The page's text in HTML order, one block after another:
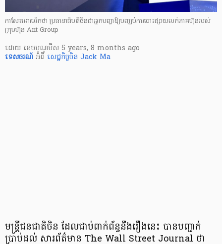
កាសែត​អាមេរិក​​ថា ប្រធានាធិបតី​ចិន​​​ជា​អ្នក​បញ្ជា​ឱ្យ​បញ្ឈប់​ការបោះផ្សាយ​លក់​ភាគហ៊ុន​របស់​
ក្រុមហ៊ុន Ant Group
ដោយ ​ ខេមបូណូមីស 5 years, 8 months ago
ទេសចរណ៍ អំពី សេដ្ឋកិច្ចចិន Jack Ma
មន្រ្តីជនជាតិចិន ដែលជាប់ពាក់ព័ន្ធនឹងរឿងនេះ បានបញ្ជាក់
ប្រាប់ដល់ សារព័ត៌មាន The Wall Street Journal ថា